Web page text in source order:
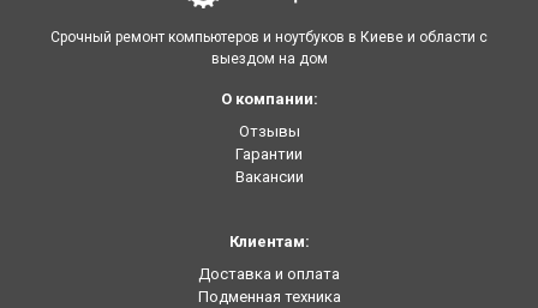
Срочный ремонт компьютеров и ноутбуков в Киеве и области с
выездом на дом
О компании:
Отзывы
Гарантии
Вакансии
Клиентам:
Доставка и оплата
Подменная техника